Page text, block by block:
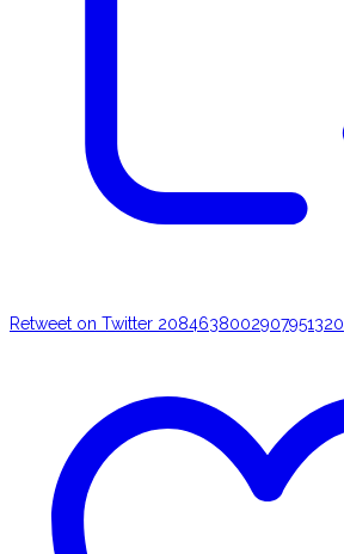
Retweet on Twitter 2084638002907951320